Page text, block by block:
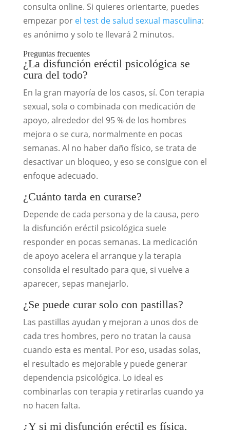
consulta online. Si quieres orientarte, puedes
empezar por el test de salud sexual masculina:
es anónimo y solo te llevará 2 minutos.
Preguntas frecuentes
¿La disfunción eréctil psicológica se
cura del todo?
En la gran mayoría de los casos, sí. Con terapia
sexual, sola o combinada con medicación de
apoyo, alrededor del 95 % de los hombres
mejora o se cura, normalmente en pocas
semanas. Al no haber daño físico, se trata de
desactivar un bloqueo, y eso se consigue con el
enfoque adecuado.
¿Cuánto tarda en curarse?
Depende de cada persona y de la causa, pero
la disfunción eréctil psicológica suele
responder en pocas semanas. La medicación
de apoyo acelera el arranque y la terapia
consolida el resultado para que, si vuelve a
aparecer, sepas manejarlo.
¿Se puede curar solo con pastillas?
Las pastillas ayudan y mejoran a unos dos de
cada tres hombres, pero no tratan la causa
cuando esta es mental. Por eso, usadas solas,
el resultado es mejorable y puede generar
dependencia psicológica. Lo ideal es
combinarlas con terapia y retirarlas cuando ya
no hacen falta.
¿Y si mi disfunción eréctil es física,